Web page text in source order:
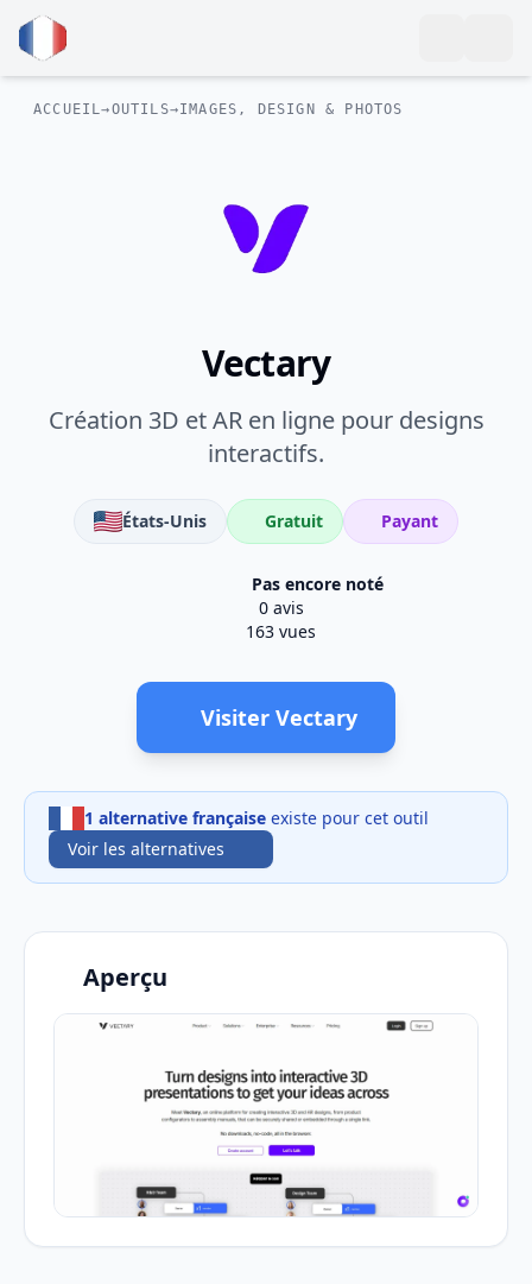
ACCUEIL→OUTILS→IMAGES, DESIGN & PHOTOS
Vectary
Création 3D et AR en ligne pour designs
interactifs.
États-Unis Gratuit Payant
Pas encore noté
0 avis
163 vues
Visiter Vectary
1 alternative française existe pour cet outil
Voir les alternatives
Aperçu